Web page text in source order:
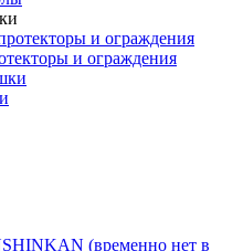
и ограждения